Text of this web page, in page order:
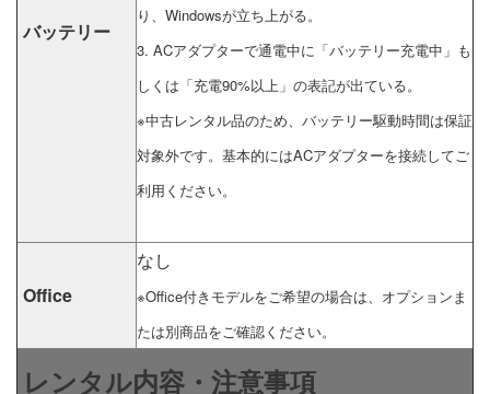
バッテリー
り、Windowsが立ち上がる。
3. ACアダプターで通電中に「バッテリー充電中」も
しくは「充電90%以上」の表記が出ている。
※中古レンタル品のため、バッテリー駆動時間は保証
対象外です。基本的にはACアダプターを接続してご
利用ください。
Office
なし
※Office付きモデルをご希望の場合は、オプションま
たは別商品をご確認ください。
レンタル内容・注意事項